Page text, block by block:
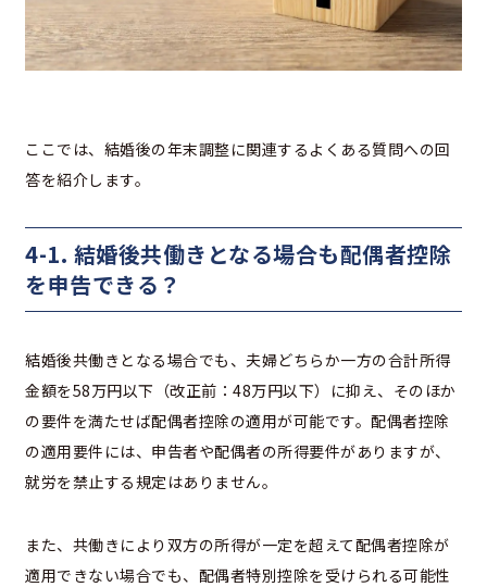
ここでは、結婚後の年末調整に関連するよくある質問への回
答を紹介します。
4-1. 結婚後共働きとなる場合も配偶者控除
を申告できる？
結婚後共働きとなる場合でも、夫婦どちらか一方の合計所得
金額を58万円以下（改正前：48万円以下）に抑え、そのほか
の要件を満たせば配偶者控除の適用が可能です。配偶者控除
の適用要件には、申告者や配偶者の所得要件がありますが、
就労を禁止する規定はありません。
また、共働きにより双方の所得が一定を超えて配偶者控除が
適用できない場合でも、配偶者特別控除を受けられる可能性